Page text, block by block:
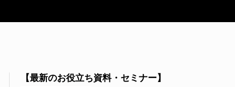
【最新のお役立ち資料・セミナー】